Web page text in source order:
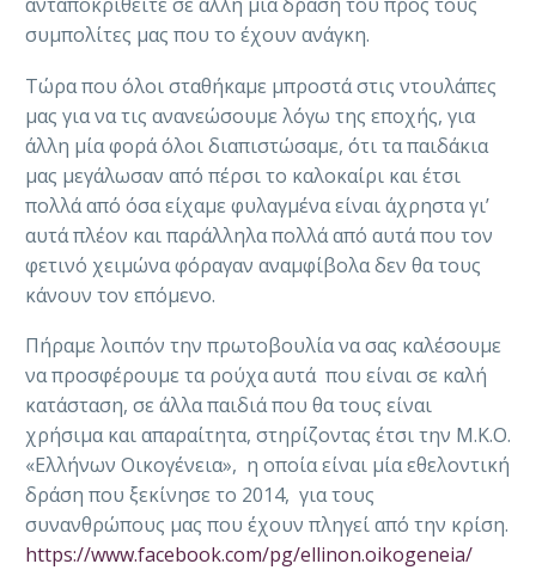
συμπολίτες μας που το έχουν ανάγκη.
Τώρα που όλοι σταθήκαμε μπροστά στις ντουλάπες
μας για να τις ανανεώσουμε λόγω της εποχής, για
άλλη μία φορά όλοι διαπιστώσαμε, ότι τα παιδάκια
μας μεγάλωσαν από πέρσι το καλοκαίρι και έτσι
πολλά από όσα είχαμε φυλαγμένα είναι άχρηστα γι’
αυτά πλέον και παράλληλα πολλά από αυτά που τον
φετινό χειμώνα φόραγαν αναμφίβολα δεν θα τους
κάνουν τον επόμενο.
Πήραμε λοιπόν την πρωτοβουλία να σας καλέσουμε
να προσφέρουμε τα ρούχα αυτά που είναι σε καλή
κατάσταση, σε άλλα παιδιά που θα τους είναι
χρήσιμα και απαραίτητα, στηρίζοντας έτσι την Μ.Κ.Ο.
«Ελλήνων Οικογένεια», η οποία είναι μία εθελοντική
δράση που ξεκίνησε το 2014, για τους
συνανθρώπους μας που έχουν πληγεί από την κρίση.
https://www.facebook.com/pg/ellinon.oikogeneia/